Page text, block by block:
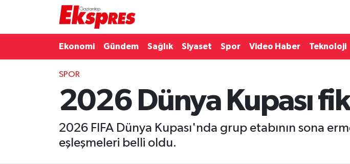
Ekonomi Gündem Sağlık Siyaset Spor Video Haber Teknoloji
SPOR
2026 Dünya Kupası
2026 FIFA Dünya Kupası'nda grup etabının sona
eşleşmeleri belli oldu.
Gaziantep son dakika
Gündem
Puan Durumu ve Fikstür
Son Dakika Haberleri